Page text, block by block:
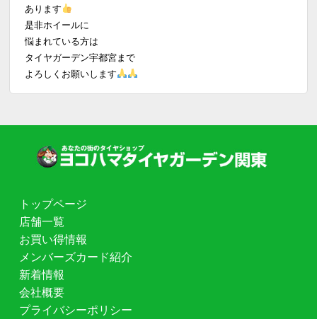
あります
是非ホイールに
悩まれている方は
タイヤガーデン宇都宮まで
よろしくお願いします
トップページ
店舗一覧
お買い得情報
メンバーズカード紹介
新着情報
会社概要
プライバシーポリシー